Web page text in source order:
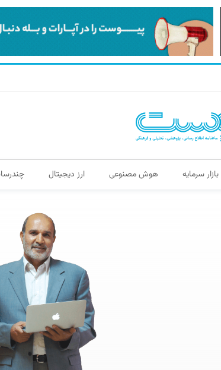
بازار سرمایه هوش مصنوعی ارز دیجیتال